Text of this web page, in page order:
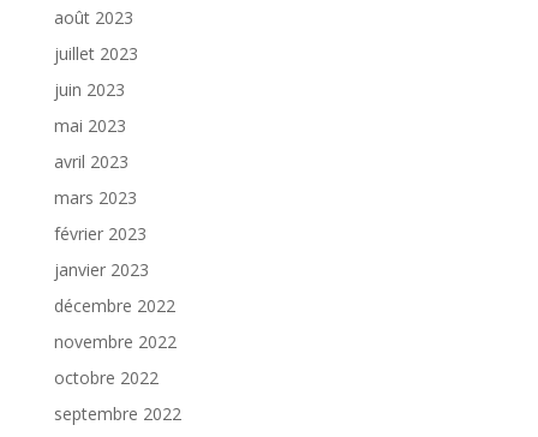
août 2023
juillet 2023
juin 2023
mai 2023
avril 2023
mars 2023
février 2023
janvier 2023
décembre 2022
novembre 2022
octobre 2022
septembre 2022